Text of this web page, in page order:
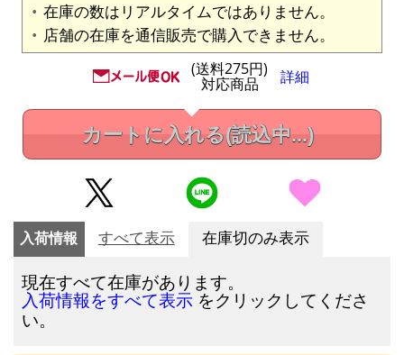
在庫の数はリアルタイムではありません。
店舗の在庫を通信販売で購入できません。
(送料275円)
対応商品 詳細
カートに入れる(読込中...)
入荷情報 すべて表示 在庫切のみ表示
現在すべて在庫があります。
入荷情報をすべて表示 をクリックしてくださ
い。